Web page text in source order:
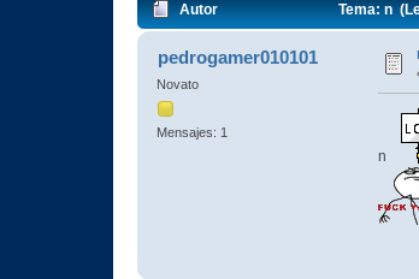
Autor Tema: n
pedrogamer010101
Novato
Mensajes: 1
n